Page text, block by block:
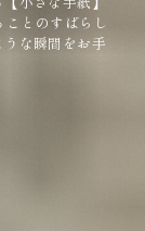
ことのすばらし
な瞬間をお手